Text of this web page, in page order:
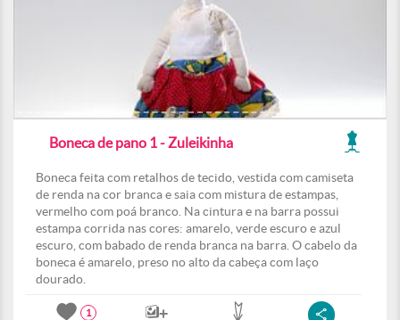
Boneca de pano 1 - Zuleikinha
Boneca feita com retalhos de tecido, vestida com camiseta
de renda na cor branca e saia com mistura de estampas,
vermelho com poá branco. Na cintura e na barra possui
estampa corrida nas cores: amarelo, verde escuro e azul
escuro, com babado de renda branca na barra. O cabelo da
boneca é amarelo, preso no alto da cabeça com laço
dourado.
1